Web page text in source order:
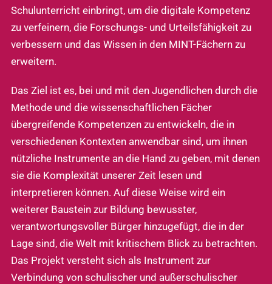
Schulunterricht einbringt, um die digitale Kompetenz
zu verfeinern, die Forschungs- und Urteilsfähigkeit zu
verbessern und das Wissen in den MINT-Fächern zu
erweitern.
Das Ziel ist es, bei und mit den Jugendlichen durch die
Methode und die wissenschaftlichen Fächer
übergreifende Kompetenzen zu entwickeln, die in
verschiedenen Kontexten anwendbar sind, um ihnen
nützliche Instrumente an die Hand zu geben, mit denen
sie die Komplexität unserer Zeit lesen und
interpretieren können. Auf diese Weise wird ein
weiterer Baustein zur Bildung bewusster,
verantwortungsvoller Bürger hinzugefügt, die in der
Lage sind, die Welt mit kritischem Blick zu betrachten.
Das Projekt versteht sich als Instrument zur
Verbindung von schulischer und außerschulischer